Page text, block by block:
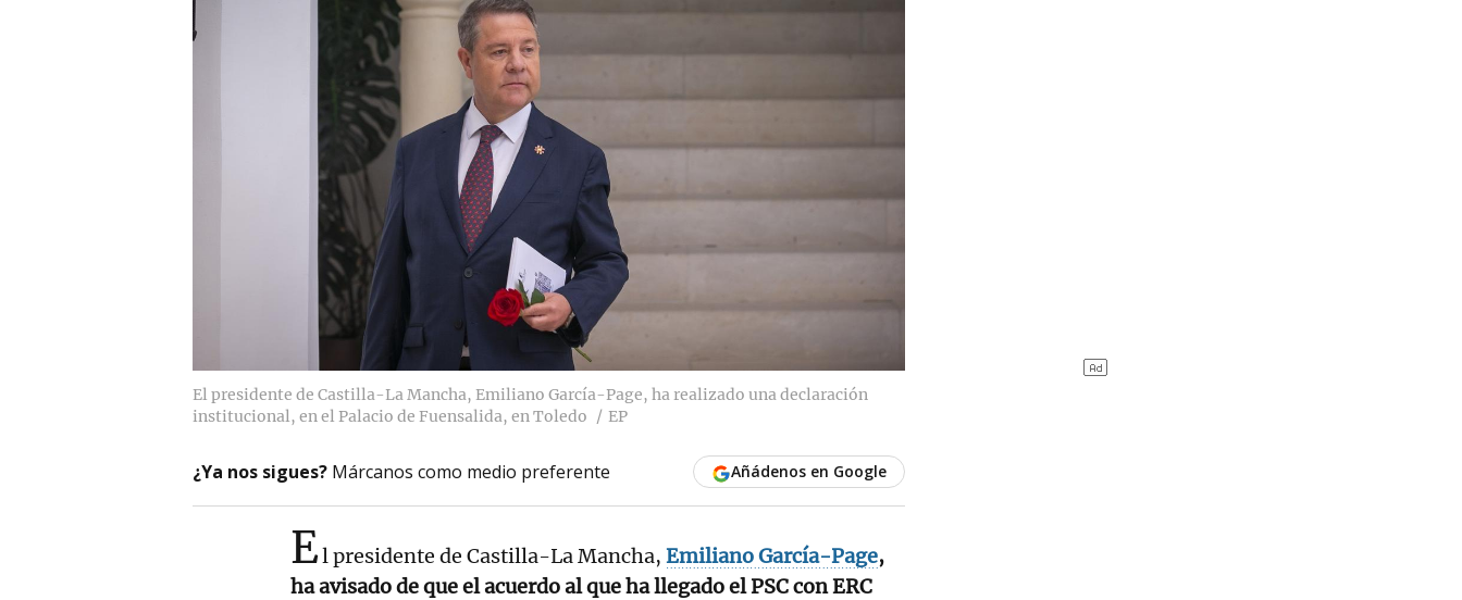
El presidente de Castilla-La Mancha, Emiliano García-Page, ha realizado una declaración
institucional, en el Palacio de Fuensalida, en Toledo
EP
¿Ya nos sigues? Márcanos como medio preferente Añádenos en Google
El presidente de Castilla-La Mancha, Emiliano García-Page,
ha avisado de que el acuerdo al que ha llegado el PSC con ERC